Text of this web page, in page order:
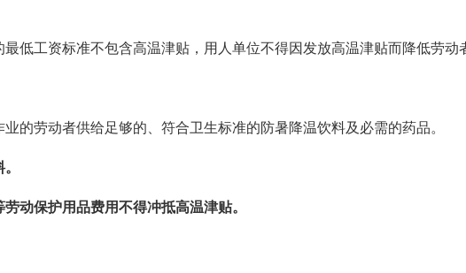
低工资标准不包含高温津贴，用人单位不得因发放高温津贴而降低劳动
的劳动者供给足够的、符合卫生标准的防暑降温饮料及必需的药品。
动保护用品费用不得冲抵高温津贴。